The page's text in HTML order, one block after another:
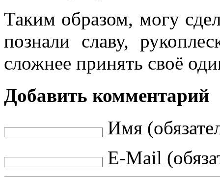
Таким образом, могу
познали славу,
сложнее принять своё
Добавить комментарий
Имя
E-Mail